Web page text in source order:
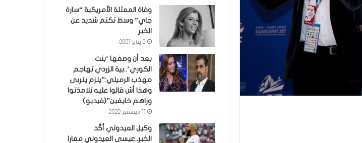
وفاة الممثلة الأمريكية “سارة
جاي” وسط تكتم شديد عن
الخبر
2 يناير 2021
بعد أن وصفها ‘بنت
الكوري’..بية الزردي تهاجم
مهذب الرميلي:”يلزم يتربى
وهذا أش قالوا عليه تلامذتوا
وراهم خايفين”(فيديو)
وكيل العيدوني أكّد
الخبر..عيسى العيدوني معارا